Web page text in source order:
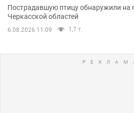
Пострадавшую птицу обнаружили на
Черкасской областей
6.08.2026 11:09 1,7 т.